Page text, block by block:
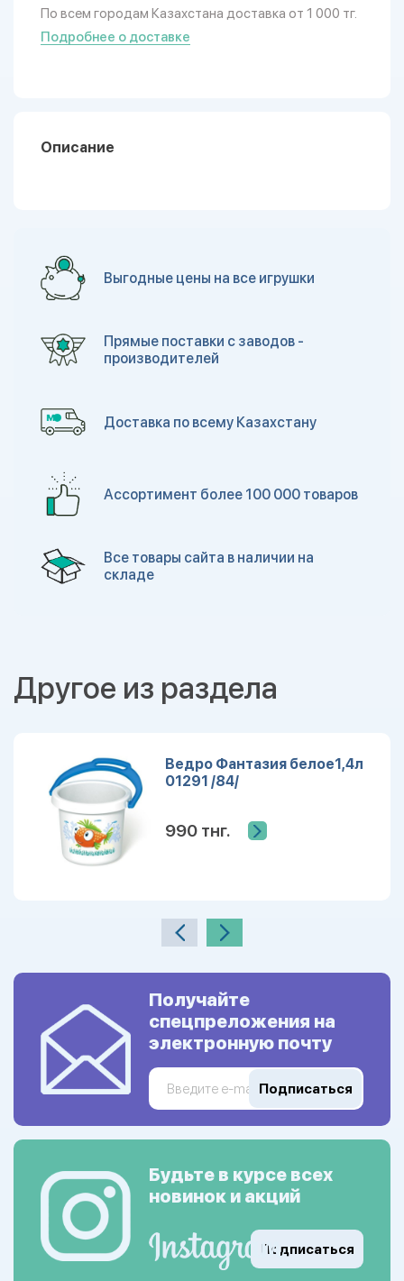
По всем городам Казахстана доставка от 1 000 тг.
Подробнее о доставке
Описание
Выгодные цены на все игрушки
Прямые поставки с заводов -
производителей
Доставка по всему Казахстану
Ассортимент более 100 000 товаров
Все товары сайта в наличии на
складе
Другое из раздела
Ведро Фантазия белое1,4л
01291 /84/
990 тнг.
Получайте
спецпреложения на
электронную почту
Подписаться
Будьте в курсе всех
новинок и акций
Подписаться